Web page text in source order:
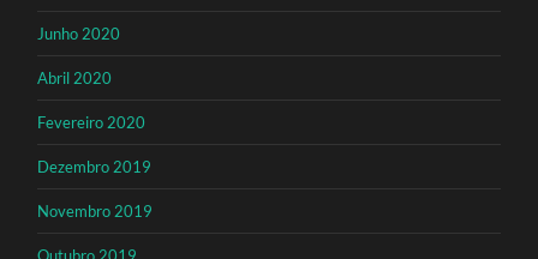
Junho 2020
Abril 2020
Fevereiro 2020
Dezembro 2019
Novembro 2019